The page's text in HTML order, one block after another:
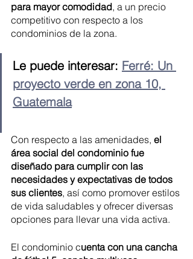
para mayor comodidad, a un precio
competitivo con respecto a los
condominios de la zona.
Le puede interesar: Ferré: Un
proyecto verde en zona 10,
Guatemala
Con respecto a las amenidades, el
área social del condominio fue
diseñado para cumplir con las
necesidades y expectativas de todos
sus clientes, así como promover estilos
de vida saludables y ofrecer diversas
opciones para llevar una vida activa.
El condominio cuenta con una cancha